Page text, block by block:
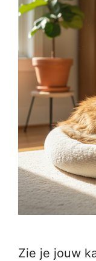
Zie je jouw